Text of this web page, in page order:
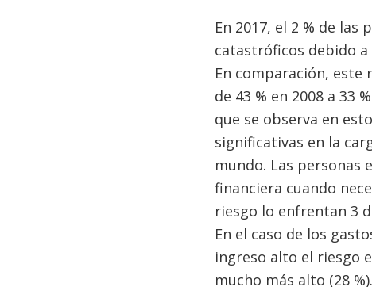
En 2017, el 2 % de
catastróficos debido
En comparación, este
de 43 % en 2008 a 33
que se observa en
significativas en la
mundo. Las personas
financiera cuando
riesgo lo enfrentan 3
En el caso de los
ingreso alto el riesgo
mucho más alto (28 %).